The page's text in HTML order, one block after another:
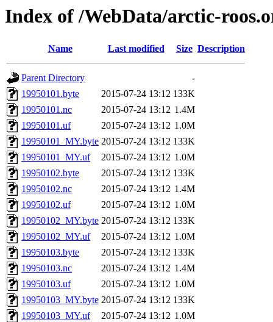
Index of /WebData/arctic-
Name Last modified Size Description
Parent Directory
-
19950101.byte
2015-07-24 13:12 133K
19950101.nc
2015-07-24 13:12 1.4M
19950101.uf
2015-07-24 13:12 1.0M
19950101_MY.byte 2015-07-24 13:12 133K
19950101_MY.uf
2015-07-24 13:12 1.0M
19950102.byte
2015-07-24 13:12 133K
19950102.nc
2015-07-24 13:12 1.4M
19950102.uf
2015-07-24 13:12 1.0M
19950102_MY.byte 2015-07-24 13:12 133K
19950102_MY.uf
2015-07-24 13:12 1.0M
19950103.byte
2015-07-24 13:12 133K
19950103.nc
2015-07-24 13:12 1.4M
19950103.uf
2015-07-24 13:12 1.0M
19950103_MY.byte 2015-07-24 13:12 133K
19950103_MY.uf
2015-07-24 13:12 1.0M